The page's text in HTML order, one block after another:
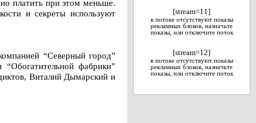
платить при этом меньше.
и секреты используют
“Северный город”
фабрики”
Виталий Дымарский и
[stream=11]
в потоке отсутствуют показы
рекламных блоков, назначьте
показы, или отключите поток
[stream=12]
в потоке отсутствуют показы
рекламных блоков, назначьте
показы, или отключите поток